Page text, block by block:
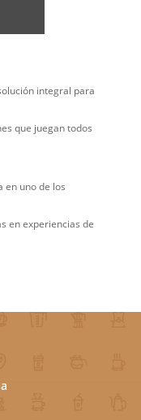
integral para
que juegan todos
en uno de los
en experiencias de